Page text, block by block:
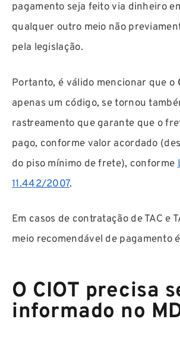
pagamento seja feito via dinheiro
qualquer outro meio não
pela legislação.
Portanto, é válido mencionar que o
apenas um código, se tornou
rastreamento que garante que o
pago, conforme valor acordado
do piso mínimo de frete), conforme
11.442/2007.
Em casos de contratação de TAC e
meio recomendável de pagamento
O CIOT precisa
informado no